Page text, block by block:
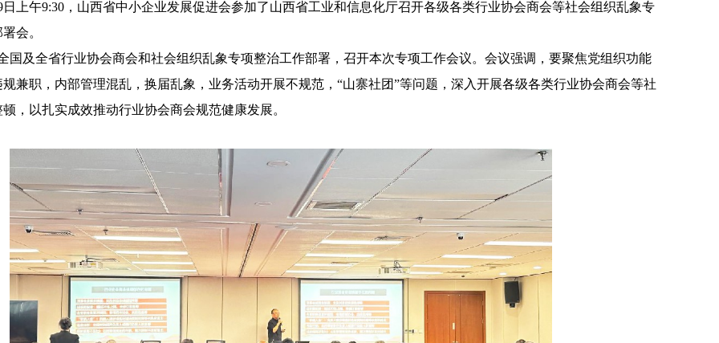
日上午9:30，山西省中小企业发展促进会参加了山西省工业和信息化厅召开各级各类行业协会商会等社会组织乱象专
会。
国及全省行业协会商会和社会组织乱象专项整治工作部署，召开本次专项工作会议。会议强调，要聚焦党组织功能
兼职，内部管理混乱，换届乱象，业务活动开展不规范， “山寨社团”等问题，深入开展各级各类行业协会商会等社
，以扎实成效推动行业协会商会规范健康发展。